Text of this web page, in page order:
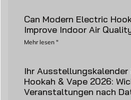
Can Modern Electric
Improve Indoor Air
Mehr lesen "
Ihr
Hookah & Vape 2026:
Veranstaltungen nach